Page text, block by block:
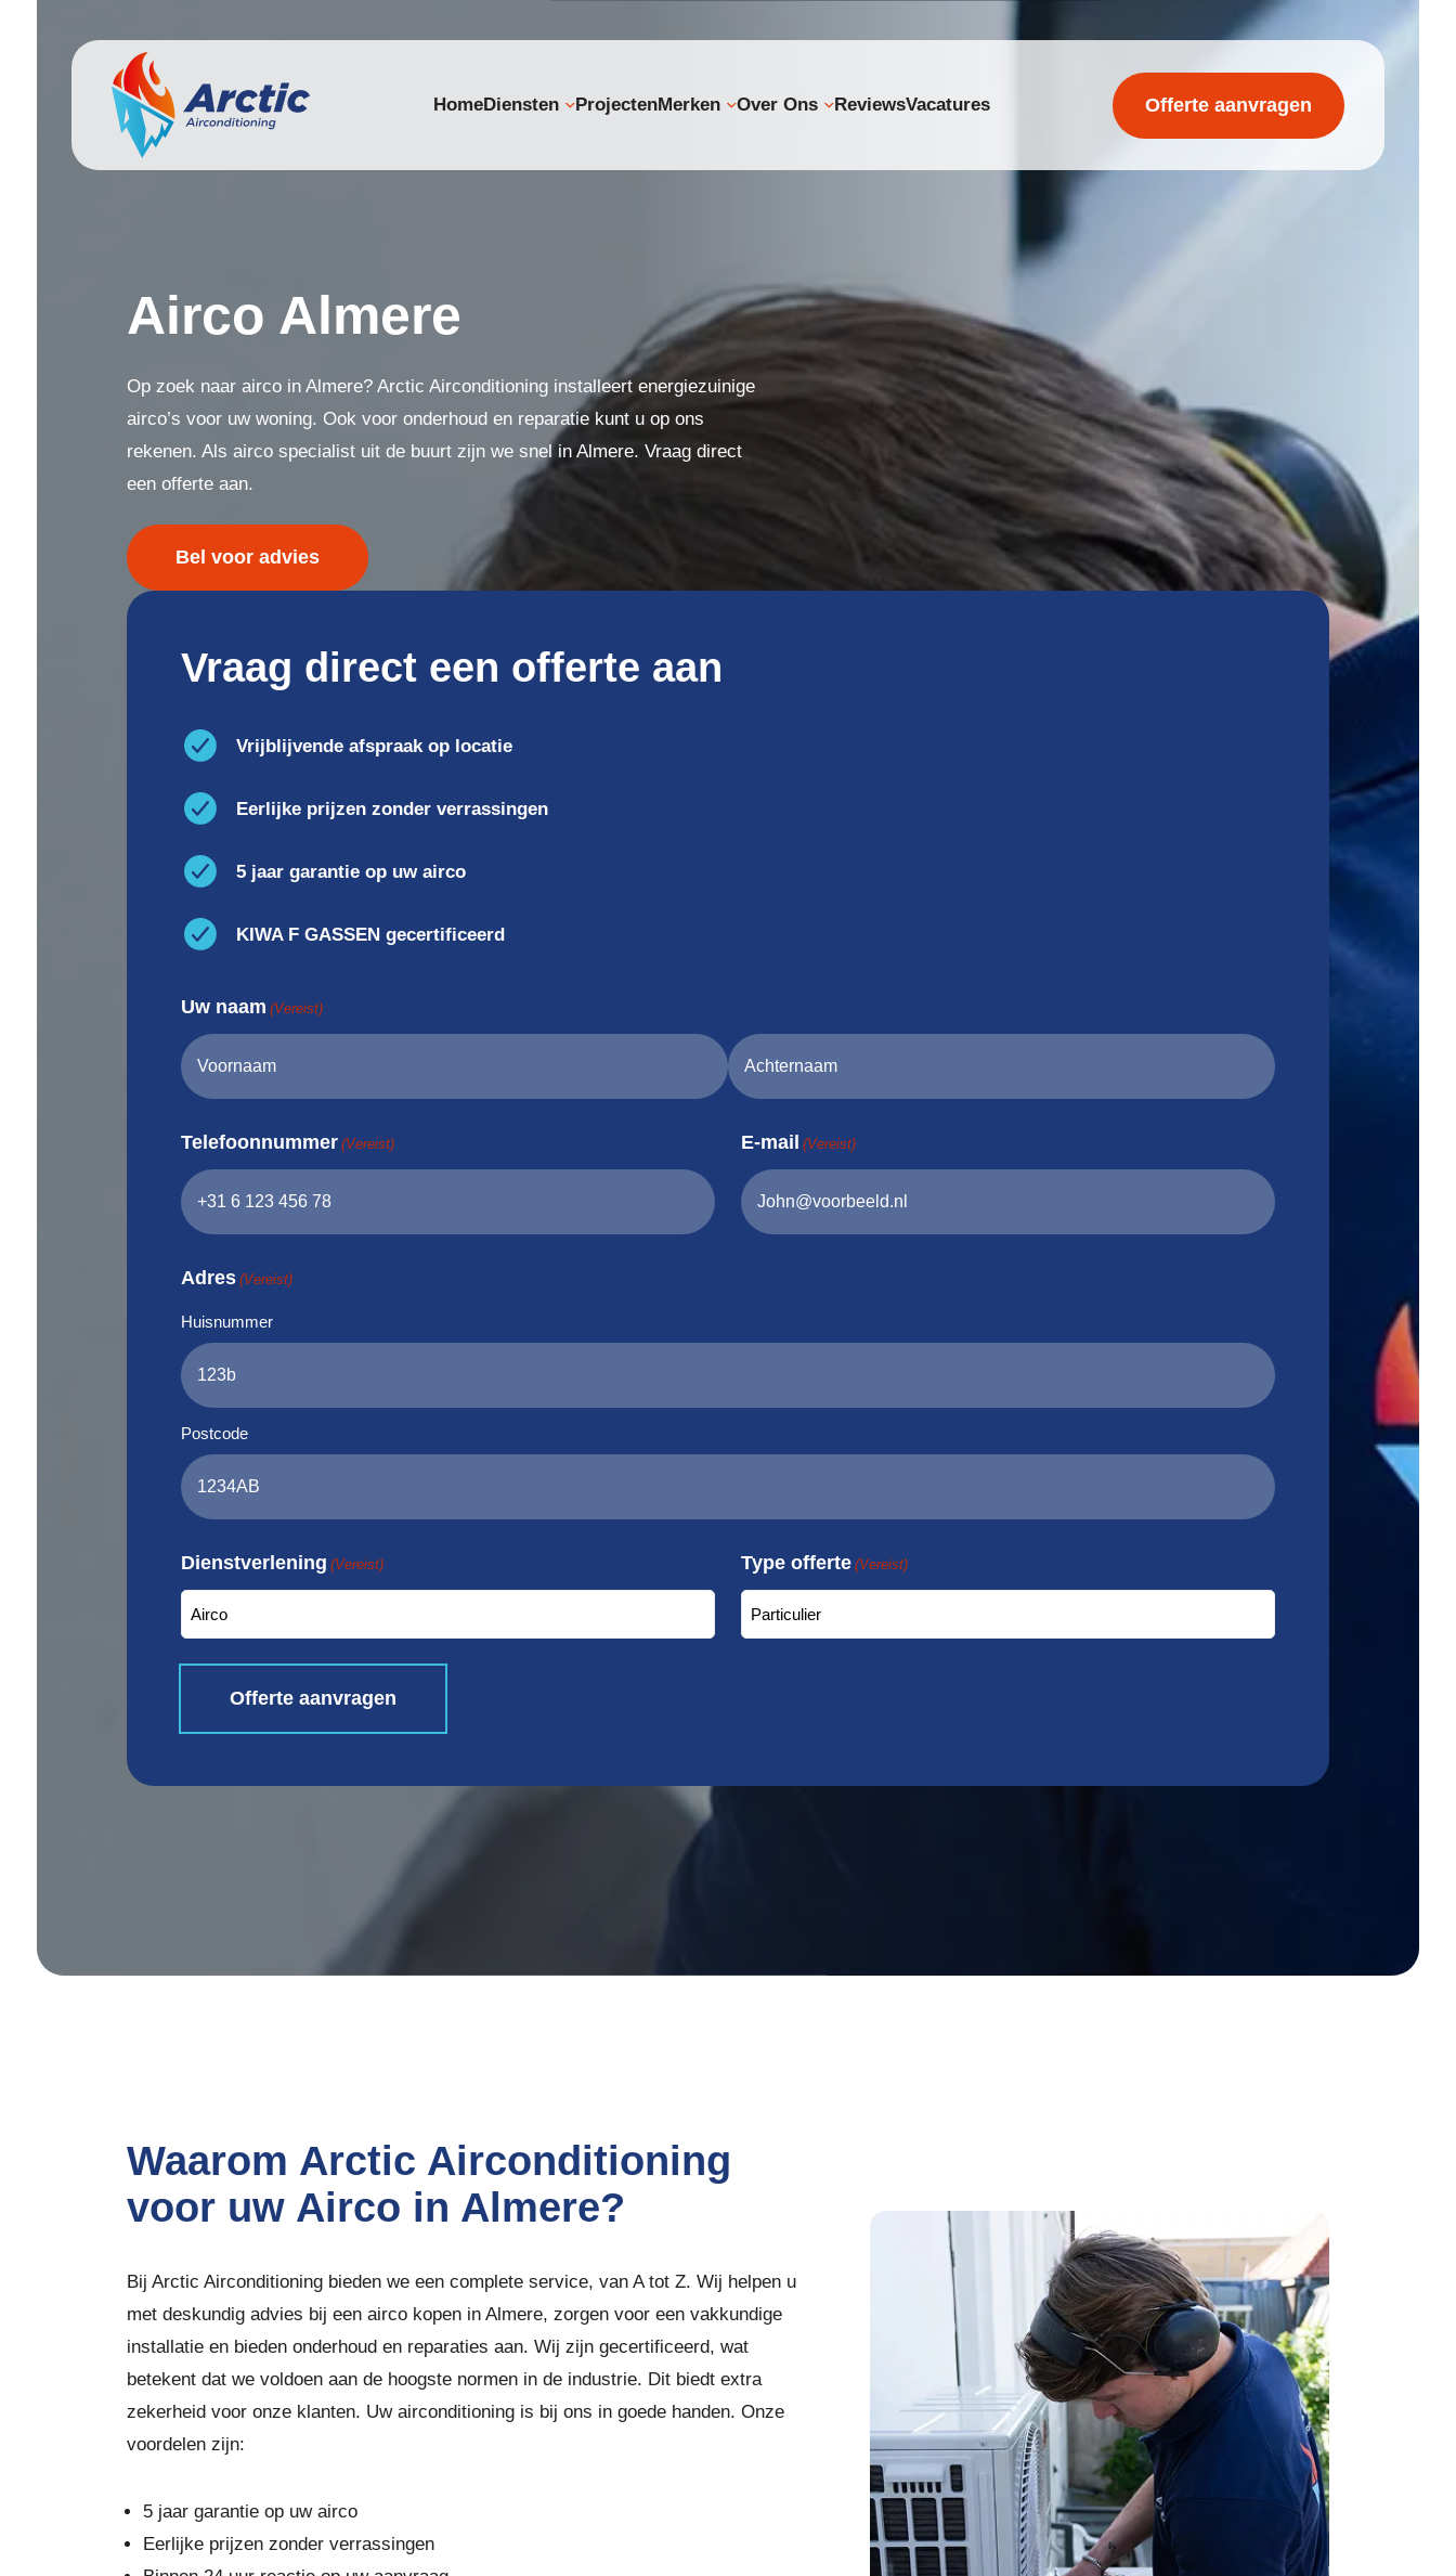
HomeDiensten ProjectenMerken Over Ons ReviewsVacatures Offerte aanvragen
Airco Almere
Op zoek naar airco in Almere? Arctic Airconditioning installeert energiezuinige
airco’s voor uw woning. Ook voor onderhoud en reparatie kunt u op ons
rekenen. Als airco specialist uit de buurt zijn we snel in Almere. Vraag direct
een offerte aan.
Bel voor advies
Vraag direct een offerte aan
Vrijblijvende afspraak op locatie
Eerlijke prijzen zonder verrassingen
5 jaar garantie op uw airco
KIWA F GASSEN gecertificeerd
Uw naam (Vereist)
Telefoonnummer (Vereist) E-mail (Vereist)
Adres (Vereist)
Huisnummer
Postcode
Dienstverlening (Vereist) Type offerte (Vereist)
Waarom Arctic Airconditioning
voor uw Airco in Almere?
Bij Arctic Airconditioning bieden we een complete service, van A tot Z. Wij helpen u
met deskundig advies bij een airco kopen in Almere, zorgen voor een vakkundige
installatie en bieden onderhoud en reparaties aan. Wij zijn gecertificeerd, wat
betekent dat we voldoen aan de hoogste normen in de industrie. Dit biedt extra
zekerheid voor onze klanten. Uw airconditioning is bij ons in goede handen. Onze
voordelen zijn:
5 jaar garantie op uw airco
Eerlijke prijzen zonder verrassingen